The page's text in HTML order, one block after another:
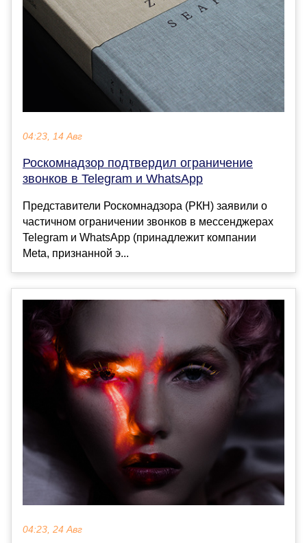
04:23, 14 Авг
Роскомнадзор подтвердил ограничение
звонков в Telegram и WhatsApp
Представители Роскомнадзора (РКН) заявили о
частичном ограничении звонков в мессенджерах
Telegram и WhatsApp (принадлежит компании
Meta, признанной э...
04:23, 24 Авг